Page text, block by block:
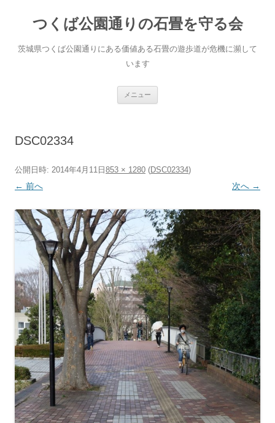
へ
ス
つくば公園通りの石畳を守る会
茨城県つくば公園通りにある価値ある石畳の遊歩道が危機に瀕して
います
メニュー
DSC02334
公開日時: 2014年4月11日 853 × 1280 (DSC02334)
← 前へ 次へ →